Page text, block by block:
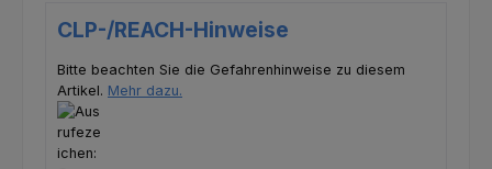
CLP-/REACH-Hinweise
Bitte beachten Sie die Gefahrenhinweise zu diesem
Artikel. Mehr dazu.